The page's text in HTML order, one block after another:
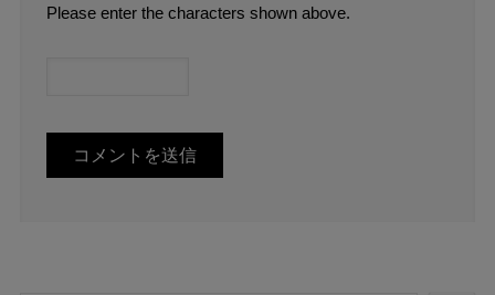
Please enter the characters shown above.